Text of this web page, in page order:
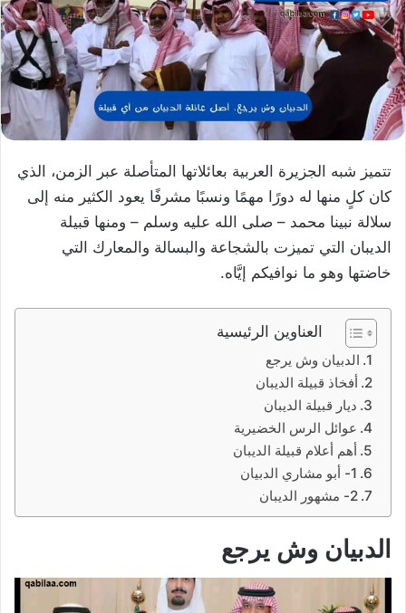
تتميز شبه الجزيرة العربية بعائلاتها المتأصلة عبر الزمن، الذي
كان كلٍ منها له دورًا مهمًا ونسبًا مشرفًا يعود الكثير منه إلى
سلالة نبينا محمد – صلى الله عليه وسلم – ومنها قبيلة
الديبان التي تميزت بالشجاعة والبسالة والمعارك التي
خاضتها وهو ما نوافيكم إيَّاه.
العناوين الرئيسية
الدبيان وش يرجع
أفخاذ قبيلة الديبان
ديار قبيلة الديبان
عوائل الرس الخضيرية
أهم أعلام قبيلة الديبان
1- أبو مشاري الدبيان
2- مشهور الديبان
الدبيان وش يرجع